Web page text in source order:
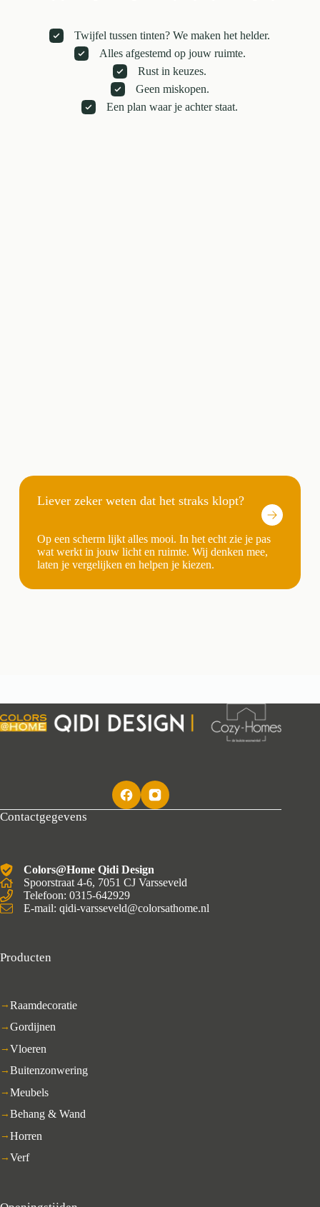
Twijfel tussen tinten? We maken het helder.
Alles afgestemd op jouw ruimte.
Rust in keuzes.
Geen miskopen.
Een plan waar je achter staat.
Liever zeker weten dat het straks klopt?
Op een scherm lijkt alles mooi. In het echt zie je pas
wat werkt in jouw licht en ruimte. Wij denken mee,
laten je vergelijken en helpen je kiezen.
Contactgegevens
Colors@Home Qidi Design
Spoorstraat 4-6, 7051 CJ Varsseveld
Telefoon: 0315-642929
E-mail: qidi-varsseveld@colorsathome.nl
Producten
Raamdecoratie
Gordijnen
Vloeren
Buitenzonwering
Meubels
Behang & Wand
Horren
Verf